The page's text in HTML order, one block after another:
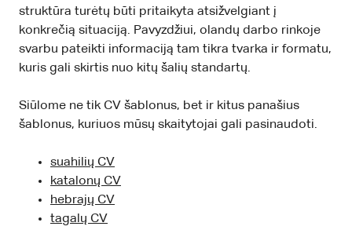
struktūra turėtų būti pritaikyta atsižvelgiant į
konkrečią situaciją. Pavyzdžiui, olandų darbo rinkoje
svarbu pateikti informaciją tam tikra tvarka ir formatu,
kuris gali skirtis nuo kitų šalių standartų.
Siūlome ne tik CV šablonus, bet ir kitus panašius
šablonus, kuriuos mūsų skaitytojai gali pasinaudoti.
suahilių CV
katalonų CV
hebrajų CV
tagalų CV